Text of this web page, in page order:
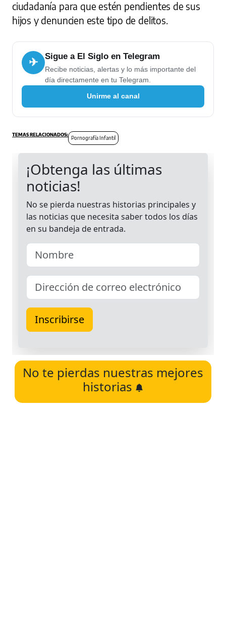
ciudadanía para que estén pendientes de sus
hijos y denuncien este tipo de delitos.
✈ Sigue a El Siglo en Telegram
Recibe noticias, alertas y lo más importante del
día directamente en tu Telegram.
Unirme al canal
Pornografía Infantil
No te pierdas nuestras mejores
historias